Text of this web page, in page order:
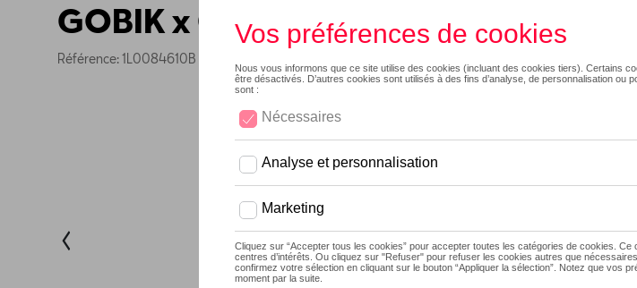
GOBIK x CUPRA maillot cycliste à
Référence: 1L0084610B